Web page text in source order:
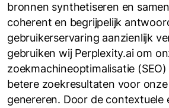
bronnen synthetiseren en
coherent en begrijpelijk
gebruikerservaring aanzienlijk
gebruiken wij Perplexity.ai om
zoekmachineoptimalisatie
betere zoekresultaten voor
genereren. Door de contextuele